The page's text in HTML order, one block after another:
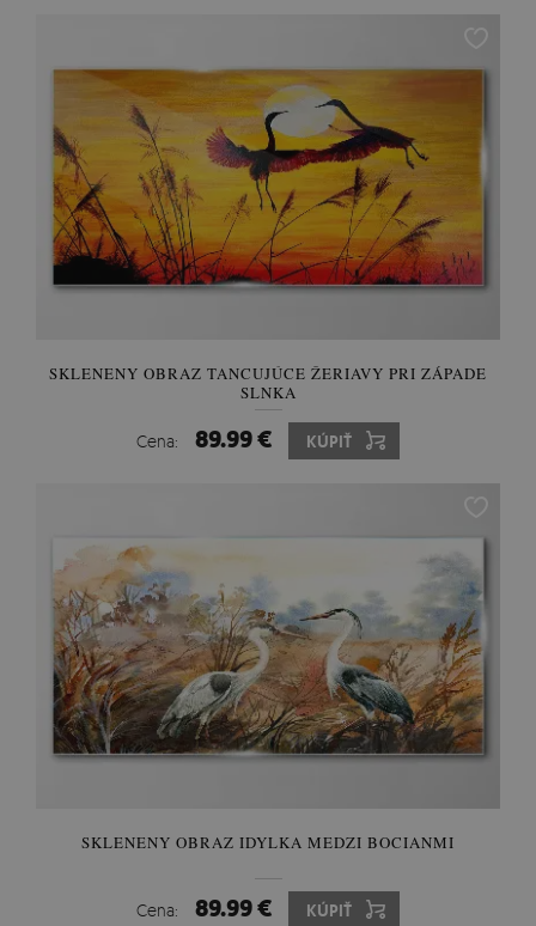
SKLENENY OBRAZ TANCUJÚCE ŽERIAVY PRI ZÁPADE
SLNKA
Cena: 89.99 € KÚPIŤ
SKLENENY OBRAZ IDYLKA MEDZI BOCIANMI
Cena: 89.99 € KÚPIŤ